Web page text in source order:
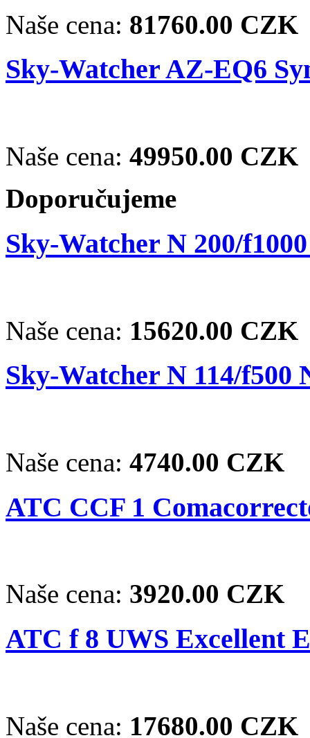
Naše cena: 81760.00 CZK
Sky-Watcher AZ-EQ6
Naše cena: 49950.00 CZK
Doporučujeme
Sky-Watcher N 200/
Naše cena: 15620.00 CZK
Sky-Watcher N 114/f500
Naše cena: 4740.00 CZK
ATC CCF 1
Naše cena: 3920.00 CZK
ATC f 8 UWS Excellent
Naše cena: 17680.00 CZK